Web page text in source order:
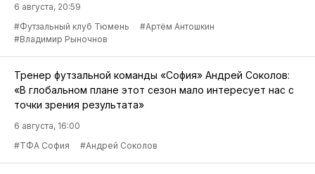
6 августа, 20:59
#Футзальный клуб Тюмень
#Артём Антошкин
#Владимир Рыночнов
Тренер футзальной команды «София» Андрей Соколов:
«В глобальном плане этот сезон мало интересует нас с
точки зрения результата»
6 августа, 16:00
#ТФА София
#Андрей Соколов